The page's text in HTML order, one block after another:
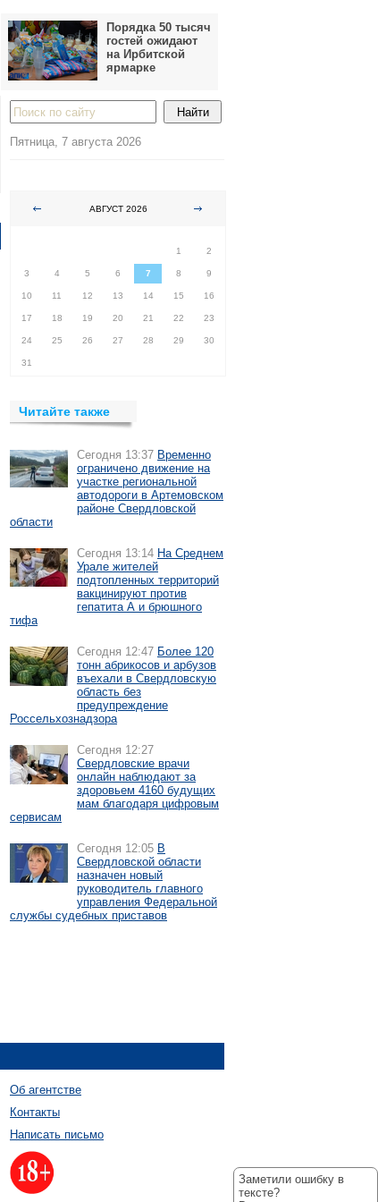
Порядка 50 тысяч
гостей ожидают
на Ирбитской
ярмарке
Пятница, 7 августа 2026
АВГУСТ 2026
1
2
3 4 5 6 7 8 9
10 11 12 13 14 15 16
17 18 19 20 21 22 23
24 25 26 27 28 29 30
31
Читайте также
Сегодня 13:37 Временно
ограничено движение на
участке региональной
автодороги в Артемовском
районе Свердловской
области
Сегодня 13:14 На Среднем
Урале жителей
подтопленных территорий
вакцинируют против
гепатита А и брюшного
тифа
Сегодня 12:47 Более 120
тонн абрикосов и арбузов
въехали в Свердловскую
область без
предупреждение
Россельхознадзора
Сегодня 12:27
Свердловские врачи
онлайн наблюдают за
здоровьем 4160 будущих
мам благодаря цифровым
сервисам
Сегодня 12:05 В
Свердловской области
назначен новый
руководитель главного
управления Федеральной
службы судебных приставов
Об агентстве
Контакты
Написать письмо
Заметили ошибку в
тексте?